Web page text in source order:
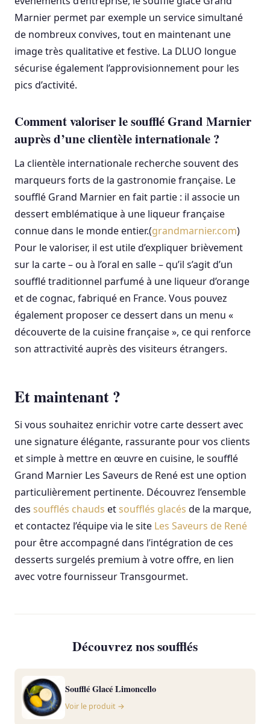
Marnier permet par exemple un service simultané
de nombreux convives, tout en maintenant une
image très qualitative et festive. La DLUO longue
sécurise également l’approvisionnement pour les
pics d’activité.
Comment valoriser le soufflé Grand Marnier
auprès d’une clientèle internationale ?
La clientèle internationale recherche souvent des
marqueurs forts de la gastronomie française. Le
soufflé Grand Marnier en fait partie : il associe un
dessert emblématique à une liqueur française
connue dans le monde entier.(grandmarnier.com)
Pour le valoriser, il est utile d’expliquer brièvement
sur la carte – ou à l’oral en salle – qu’il s’agit d’un
soufflé traditionnel parfumé à une liqueur d’orange
et de cognac, fabriqué en France. Vous pouvez
également proposer ce dessert dans un menu «
découverte de la cuisine française », ce qui renforce
son attractivité auprès des visiteurs étrangers.
Et maintenant ?
Si vous souhaitez enrichir votre carte dessert avec
une signature élégante, rassurante pour vos clients
et simple à mettre en œuvre en cuisine, le soufflé
Grand Marnier Les Saveurs de René est une option
particulièrement pertinente. Découvrez l’ensemble
des soufflés chauds etsoufflés glacés de la marque,
et contactez l’équipe via le site Les Saveurs de René
pour être accompagné dans l’intégration de ces
desserts surgelés premium à votre offre, en lien
avec votre fournisseur Transgourmet.
Découvrez nos soufflés
Soufflé Glacé Limoncello
Voir le produit →